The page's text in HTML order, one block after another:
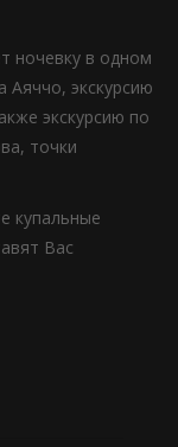
ночевку в одном
Аяччо, экскурсию
экскурсию по
точки
купальные
Вас